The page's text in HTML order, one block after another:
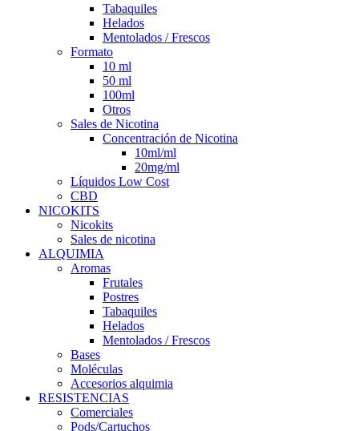
Tabaquiles
Helados
Mentolados / Frescos
Formato
10 ml
50 ml
100ml
Otros
Sales de Nicotina
Concentración de Nicotina
10ml/ml
20mg/ml
Líquidos Low Cost
CBD
NICOKITS
Nicokits
Sales de nicotina
ALQUIMIA
Aromas
Frutales
Postres
Tabaquiles
Helados
Mentolados / Frescos
Bases
Moléculas
Accesorios alquimia
RESISTENCIAS
Comerciales
Pods/Cartuchos